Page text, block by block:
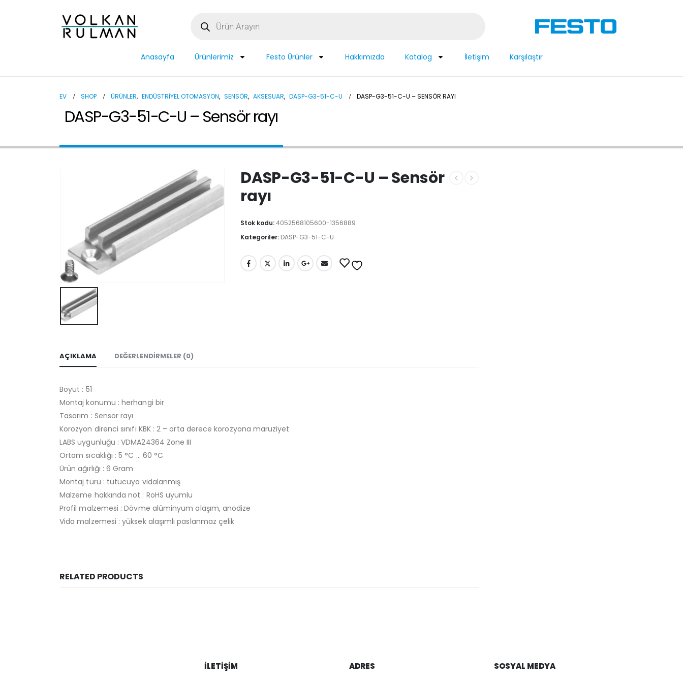
Anasayfa Ürünlerimiz Festo Ürünler Hakkımızda Katalog İletişim Karşılaştır
EV SHOP ÜRÜNLER, ENDÜSTRIYEL OTOMASYON, SENSÖR, AKSESUAR, DASP-G3-51-C-U DASP-G3-51-C-U – SENSÖR RAYI
DASP-G3-51-C-U – Sensör rayı
DASP-G3-51-C-U – Sensör
rayı
Stok kodu:4052568105600-1356889
Kategoriler: DASP-G3-51-C-U
AÇIKLAMA DEĞERLENDIRMELER (0)
Boyut : 51
Montaj konumu : herhangi bir
Tasarım : Sensör rayı
Korozyon direnci sınıfı KBK : 2 – orta derece korozyona maruziyet
LABS uygunluğu : VDMA24364 Zone III
Ortam sıcaklığı : 5 °C … 60 °C
Ürün ağırlığı : 6 Gram
Montaj türü : tutucuya vidalanmış
Malzeme hakkında not : RoHS uyumlu
Profil malzemesi : Dövme alüminyum alaşım, anodize
Vida malzemesi : yüksek alaşımlı paslanmaz çelik
RELATED PRODUCTS
İLETIŞIM ADRES SOSYAL MEDYA